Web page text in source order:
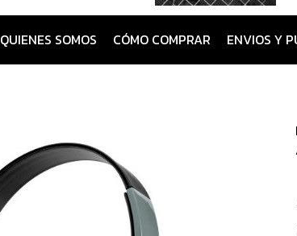
QUIENES SOMOS CÓMO COMPRAR ENVIOS Y